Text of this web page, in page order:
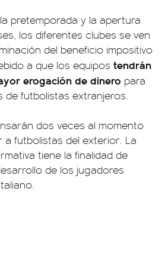
pretemporada y la apertura
los diferentes clubes se ven
del beneficio impositivo
a que los equipos tendrán
erogación de dinero para
de futbolistas extranjeros.
dos veces al momento
futbolistas del exterior. La
tiene la finalidad de
de los jugadores